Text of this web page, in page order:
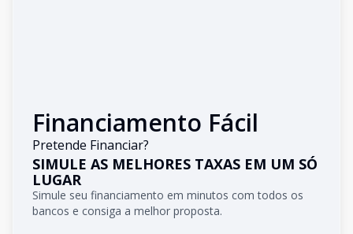
Financiamento Fácil
Pretende Financiar?
SIMULE AS MELHORES TAXAS EM UM SÓ
LUGAR
Simule seu financiamento em minutos com todos os
bancos e consiga a melhor proposta.